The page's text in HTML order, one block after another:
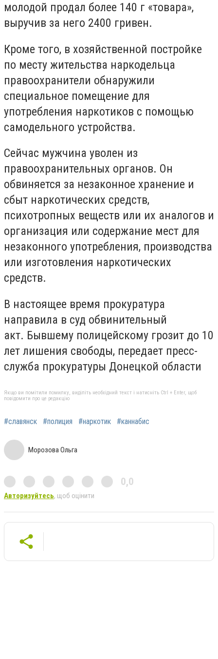
молодой продал более 140 г «товара»,
выручив за него 2400 гривен.
Кроме того, в хозяйственной постройке
по месту жительства наркодельца
правоохранители обнаружили
специальное помещение для
употребления наркотиков с помощью
самодельного устройства.
Сейчас мужчина уволен из
правоохранительных органов. Он
обвиняется за незаконное хранение и
сбыт наркотических средств,
психотропных веществ или их аналогов и
организация или содержание мест для
незаконного употребления, производства
или изготовления наркотических
средств.
В настоящее время прокуратура
направила в суд обвинительный
акт. Бывшему полицейскому грозит до 10
лет лишения свободы, передает пресс-
служба прокуратуры Донецкой области
Якщо ви помітили помилку, виділіть необхідний текст і натисніть Ctrl + Enter, щоб
повідомити про це редакцію
#славянск #полиция #наркотик #каннабис
Морозова Ольга
0,0
Авторизуйтесь, щоб оцінити